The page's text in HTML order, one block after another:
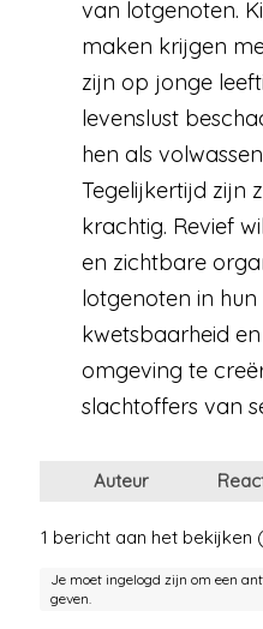
van lotgenoten.
maken krijgen
zijn op jonge
levenslust
hen als
Tegelijkertijd zijn
krachtig. Revief
en zichtbare
lotgenoten in
kwetsbaarheid
omgeving te
slachtoffers van
Auteur
1 bericht aan het bekijken
Je moet ingelogd zijn om een
geven.